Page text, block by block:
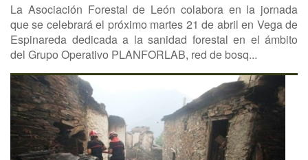
La Asociación Forestal de León colabora en la jornada
que se celebrará el próximo martes 21 de abril en Vega de
Espinareda dedicada a la sanidad forestal en el ámbito
del Grupo Operativo PLANFORLAB, red de bosq...